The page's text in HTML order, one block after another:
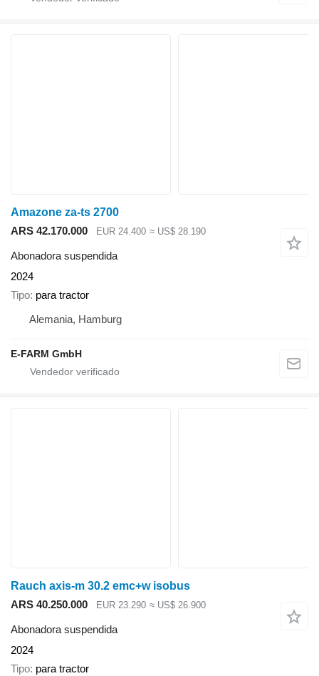
Amazone za-ts 2700
ARS 42.170.000
EUR 24.400 ≈ US$ 28.190
Abonadora suspendida
2024
Tipo para tractor
Alemania, Hamburg
E-FARM GmbH
Rauch axis-m 30.2 emc+w isobus
ARS 40.250.000
EUR 23.290 ≈ US$ 26.900
Abonadora suspendida
2024
Tipo para tractor